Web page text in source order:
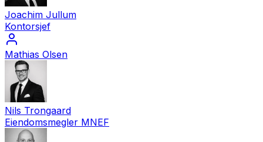
Joachim Jullum
Kontorsjef
Mathias Olsen
Nils Trongaard
Eiendomsmegler MNEF